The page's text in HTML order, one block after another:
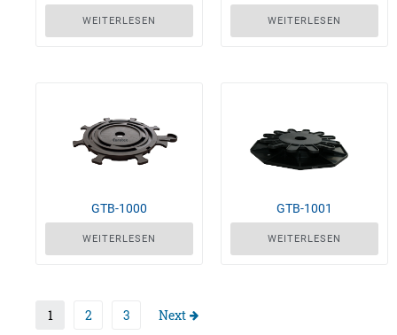
WEITERLESEN WEITERLESEN
GTB-1000
WEITERLESEN
GTB-1001
WEITERLESEN
1 2 3 Next